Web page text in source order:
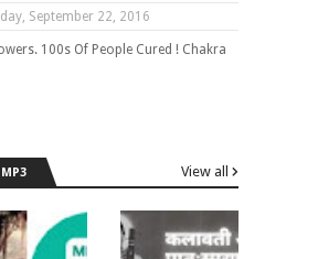
September 22, 2016
100s Of People Cured ! Chakra
MP3 View all